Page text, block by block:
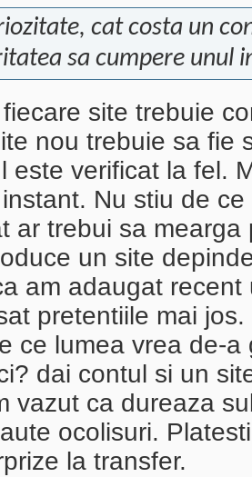
cat costa un
sa cumpere unul
site trebuie
nou trebuie sa fie
este verificat la fel.
Nu stiu de
ar trebui sa
un site
am adaugat
pretentiile mai
ce lumea vrea de-
dai contul si un
vazut ca dureaza
ocolisuri.
la transfer.